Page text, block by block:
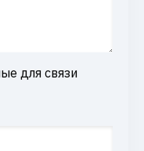
для связи